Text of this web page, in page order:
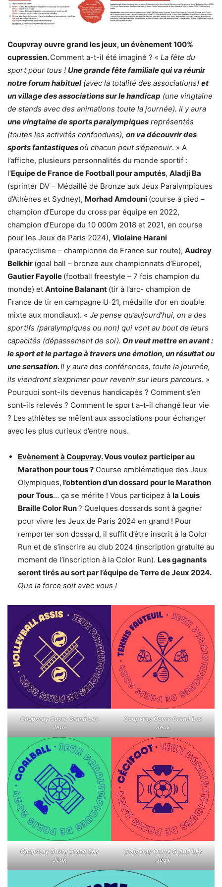
Coupvray ouvre grand les jeux, un évènement 100%
cupressien.Comment a-t-il été imaginé ? « La fête du
sport pour tous ! Une grande fête familiale qui va réunir
notre forum habituel(avec la totalité des associations) et
un village des associations sur le handicap (une vingtaine
de stands avec des animations toute la journée). Il y aura
une vingtaine de sports paralympiques représentés
(toutes les activités confondues), on va découvrir des
sports fantastiquesoù chacun peut s’épanouir. » A
l’affiche, plusieurs personnalités du monde sportif :
l’Equipe de France de Football pour amputés, Aladji Ba
(sprinter DV – Médaillé de Bronze aux Jeux Paralympiques
d’Athènes et Sydney), Morhad Amdouni (course à pied –
champion d’Europe du cross par équipe en 2022,
champion d’Europe du 10 000m 2018 et 2021, en course
pour les Jeux de Paris 2024), Violaine Harani
(paracyclisme – championne de France sur route), Audrey
Belkhir (goal ball – bronze aux championnats d’Europe),
Gautier Fayolle (football freestyle – 7 fois champion du
monde) et Antoine Balanant (tir à l’arc- champion de
France de tir en campagne U-21, médaille d’or en double
mixte aux mondiaux). « Je pense qu’aujourd’hui, on a des
sportifs (paralympiques ou non) qui vont au bout de leurs
capacités (dépassement de soi). On veut mettre en avant :
le sport et le partage à travers une émotion, un résultat ou
une sensation.Il y aura des conférences, toute la journée,
ils viendront s’exprimer pour revenir sur leurs parcours. »
Pourquoi sont-ils devenus handicapés ? Comment s’en
sont-ils relevés ? Comment le sport a-t-il changé leur vie
? Les athlètes se mêlent aux associations pour échanger
avec les plus curieux d’entre nous.
Evènement à Coupvray.Vous voulez participer au
Marathon pour tous ? Course emblématique des Jeux
Olympiques, l’obtention d’un dossard pour le Marathon
pour Tous… ça se mérite ! Vous participez à la Louis
Braille Color Run? Quelques dossards sont à gagner
pour vivre les Jeux de Paris 2024 en grand ! Pour
remporter son dossard, il suffit d’être inscrit à la Color
Run et de s’inscrire au club 2024 (inscription gratuite au
moment de l’inscription à la Color Run). Les gagnants
seront tirés au sort par l’équipe de Terre de Jeux 2024.
Que la force soit avec vous !
Coupvray Ouvre Grand Les
Jeux
Coupvray Ouvre Grand Les
Jeux
Coupvray Ouvre Grand Les
Jeux
Coupvray Ouvre Grand Les
Jeux